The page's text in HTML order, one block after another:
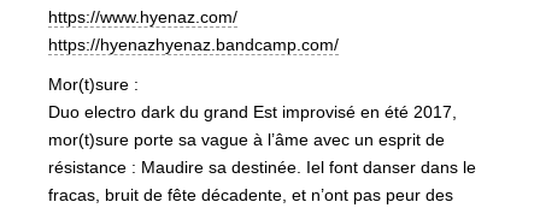
https://www.hyenaz.com/
https://hyenazhyenaz.bandcamp.com/
Mor(t)sure :
Duo electro dark du grand Est improvisé en été 2017,
mor(t)sure porte sa vague à l’âme avec un esprit de
résistance : Maudire sa destinée. Iel font danser dans le
fracas, bruit de fête décadente, et n’ont pas peur des